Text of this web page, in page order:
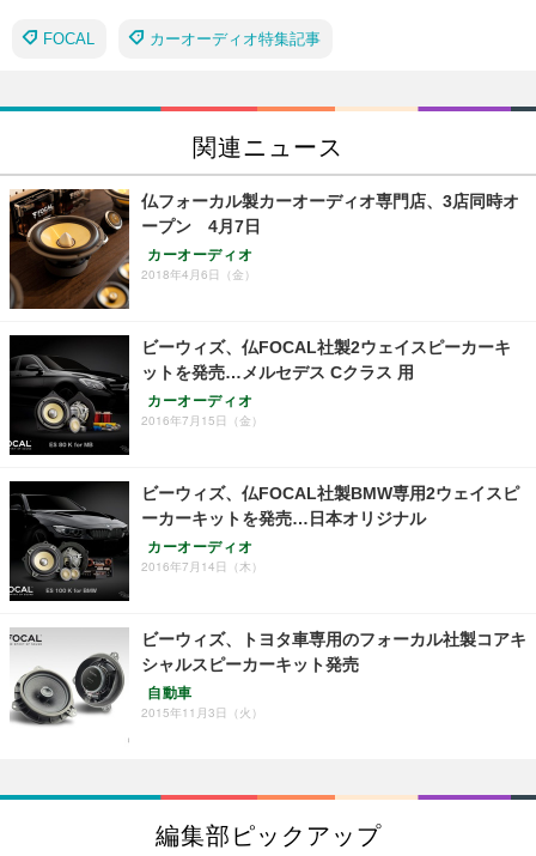
FOCAL カーオーディオ特集記事
関連ニュース
仏フォーカル製カーオーディオ専門店、3店同時オ
ープン 4月7日
カーオーディオ
2018年4月6日（金）
ビーウィズ、仏FOCAL社製2ウェイスピーカーキ
ットを発売…メルセデス Cクラス 用
カーオーディオ
2016年7月15日（金）
ビーウィズ、仏FOCAL社製BMW専用2ウェイスピ
ーカーキットを発売…日本オリジナル
カーオーディオ
2016年7月14日（木）
ビーウィズ、トヨタ車専用のフォーカル社製コアキ
シャルスピーカーキット発売
自動車
2015年11月3日（火）
編集部ピックアップ